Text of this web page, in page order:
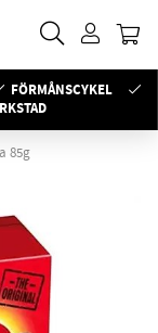
FÖRMÅNSCYKEL
85g